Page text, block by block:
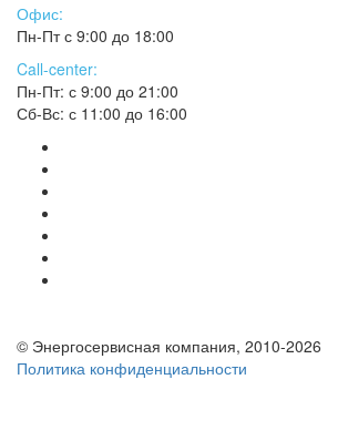
Офис:
Пн-Пт с 9:00 до 18:00
Call-center:
Пн-Пт: с 9:00 до 21:00
Сб-Вс: с 11:00 до 16:00
© Энергосервисная компания, 2010-2026
Политика конфиденциальности